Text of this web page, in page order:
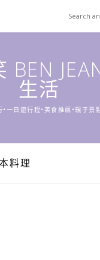
BEN
生活
•一日遊行程•美食推薦•親子景
料理